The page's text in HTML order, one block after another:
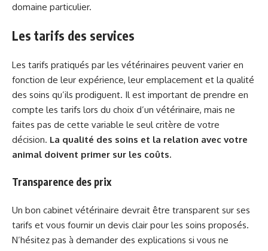
domaine particulier.
Les tarifs des services
Les tarifs pratiqués par les vétérinaires peuvent varier en
fonction de leur expérience, leur emplacement et la qualité
des soins qu’ils prodiguent. Il est important de prendre en
compte les tarifs lors du choix d’un vétérinaire, mais ne
faites pas de cette variable le seul critère de votre
décision. La qualité des soins et la relation avec votre
animal doivent primer sur les coûts.
Transparence des prix
Un bon cabinet vétérinaire devrait être transparent sur ses
tarifs et vous fournir un devis clair pour les soins proposés.
N’hésitez pas à demander des explications si vous ne